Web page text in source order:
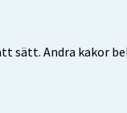
sätt. Andra kakor